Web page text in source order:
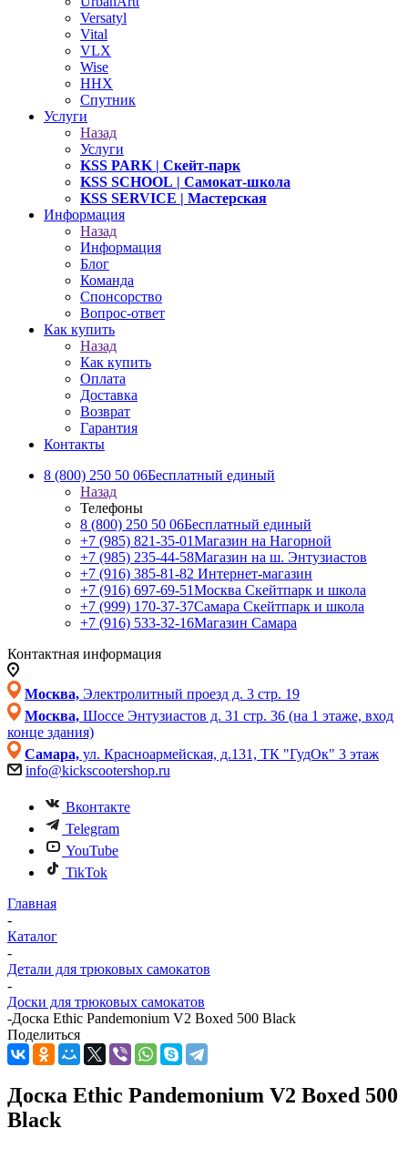
Versatyl
Vital
VLX
Wise
ННХ
Спутник
Услуги
Назад
Услуги
KSS PARK | Скейт-парк
KSS SCHOOL | Самокат-школа
KSS SERVICE | Мастерская
Информация
Назад
Информация
Блог
Команда
Спонсорство
Вопрос-ответ
Как купить
Назад
Как купить
Оплата
Доставка
Возврат
Гарантия
Контакты
8 (800) 250 50 06Бесплатный единый
Назад
Телефоны
8 (800) 250 50 06Бесплатный единый
+7 (985) 821-35-01Магазин на Нагорной
+7 (985) 235-44-58Магазин на ш. Энтузиастов
+7 (916) 385-81-82 Интернет-магазин
+7 (916) 697-69-51Москва Скейтпарк и школа
+7 (999) 170-37-37Самара Скейтпарк и школа
+7 (916) 533-32-16Магазин Самара
Контактная информация
Москва, Электролитный проезд д. 3 стр. 19
Москва, Шоссе Энтузиастов д. 31 стр. 36 (на 1 этаже, вход
конце здания)
Самара, ул. Красноармейская, д.131, ТК "ГудОк" 3 этаж
info@kickscootershop.ru
Вконтакте
Telegram
YouTube
TikTok
Главная
-
Каталог
-
Детали для трюковых самокатов
-
Доски для трюковых самокатов
-Доска Ethic Pandemonium V2 Boxed 500 Black
Поделиться
Доска Ethic Pandemonium V2 Boxed 500
Black